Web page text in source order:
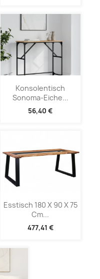
Konsolentisch
Sonoma-Eiche...
56,40 €
Esstisch 180 X 90 X 75
Cm...
477,41 €